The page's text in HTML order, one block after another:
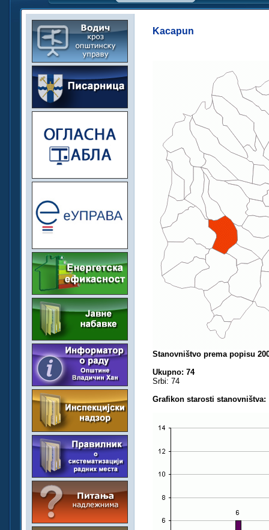
Kacapun
Stanovništvo prema popisu
Ukupno: 74
Srbi: 74
Grafikon starosti stanovništva: